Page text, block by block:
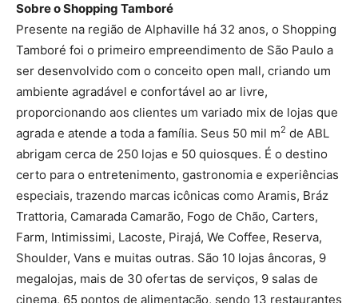
Sobre o Shopping Tamboré
Presente na região de Alphaville há 32 anos, o Shopping
Tamboré foi o primeiro empreendimento de São Paulo a
ser desenvolvido com o conceito open mall, criando um
ambiente agradável e confortável ao ar livre,
proporcionando aos clientes um variado mix de lojas que
agrada e atende a toda a família. Seus 50 mil m2 de ABL
abrigam cerca de 250 lojas e 50 quiosques. É o destino
certo para o entretenimento, gastronomia e experiências
especiais, trazendo marcas icônicas como Aramis, Bráz
Trattoria, Camarada Camarão, Fogo de Chão, Carters,
Farm, Intimissimi, Lacoste, Pirajá, We Coffee, Reserva,
Shoulder, Vans e muitas outras. São 10 lojas âncoras, 9
megalojas, mais de 30 ofertas de serviços, 9 salas de
cinema, 65 pontos de alimentação, sendo 13 restaurantes